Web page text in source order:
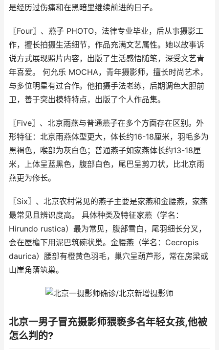
是经历过伤痛和在黑暗里继续前进的日子。
〖Four〗、燕子 PHOTO，法律专业毕业，后从事摄影工
作，擅长拍摄生活细节，作品充满文艺属性。她以故事诉
说方式展现照片内容，出版了生活感悟随笔，深受文艺青
年喜爱。 何允乐 MOCHA，青年摄影师，擅长时尚艺术，
与多位明星有过合作。他拍摄手法老练，后期调色大胆前
卫，善于突出模特特点，出版了个人作品集。
〖Five〗、北京雨燕与普通燕子在多个方面存在区别。外
形特征：北京雨燕体型更大，体长约16-18厘米，羽毛多为
黑褐色，喉部为灰白色；普通燕子如家燕体长约13-18厘
米，上体呈蓝黑色，腹部白色，尾巴呈剪刀状，比北京雨
燕更为修长。
〖Six〗、北京农村常见的燕子主要是家燕和金腰燕，家燕
最常见且辨识度高。 具体种类及特征家燕（学名：
Hirundo rustica）最为常见，腹部雪白，尾羽细长分叉，
会在屋檐下用泥巴筑碗状巢。金腰燕（学名：Cecropis
daurica）腰部有橙黄色羽毛，巢穴呈葫芦形，常在房梁或
山崖角落筑巢。
北京一男子冒充摄影师猥亵多名年轻女孩,他被
怎么判的?